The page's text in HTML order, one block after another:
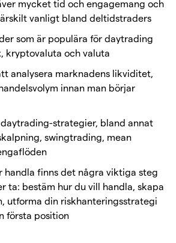
mycket tid och engagemang och
vanligt bland deltidstraders
som är populära för daytrading
kryptovaluta och valuta
analysera marknadens likviditet,
innan man börjar
strategier, bland annat
swingtrading, mean
handla finns det några viktiga steg
ta: bestäm hur du vill handla, skapa
utforma din riskhanteringsstrategi
första position